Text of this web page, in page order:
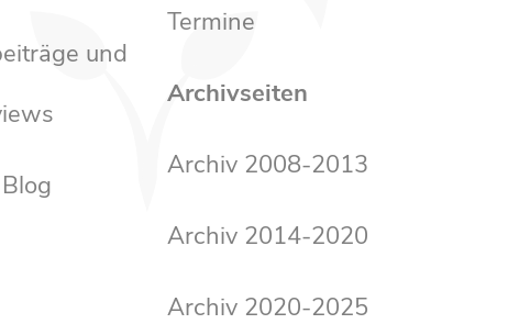
und
Termine
Archivseiten
Archiv 2008-2013
Archiv 2014-2020
Archiv 2020-2025